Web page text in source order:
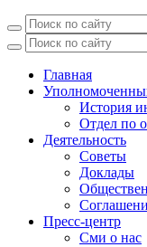
Главная
История
Отдел по
Деятельность
Советы
Доклады
Пресс-центр
Сми о нас